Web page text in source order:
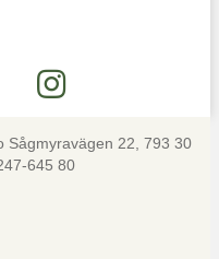
Sågmyravägen 22, 793 30
645 80